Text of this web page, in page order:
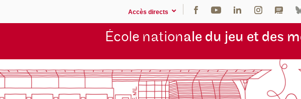
Accès directs
École nationale du jeu et des